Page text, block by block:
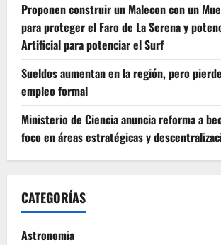
Proponen construir un Malecon con un
para proteger el Faro de La Serena y
Artificial para potenciar el Surf
Sueldos aumentan en la región, pero
empleo formal
Ministerio de Ciencia anuncia reforma a
foco en áreas estratégicas y
CATEGORÍAS
Astronomia